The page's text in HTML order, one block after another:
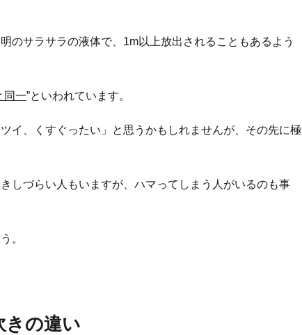
のサラサラの液体で、1m以上放出されることもあるよう
同一”といわれています。
イ、くすぐったい」と思うかもしれませんが、その先に極
しづらい人もいますが、ハマってしまう人がいるのも事
。
きの違い